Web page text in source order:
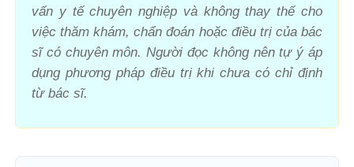
vấn y tế chuyên nghiệp và không thay thế cho
việc thăm khám, chẩn đoán hoặc điều trị của bác
sĩ có chuyên môn. Người đọc không nên tự ý áp
dụng phương pháp điều trị khi chưa có chỉ định
từ bác sĩ.